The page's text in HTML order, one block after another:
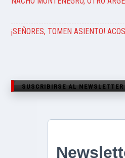
¡SEÑORES, TOMEN ASIENTO!
SUSCRIBIRSE AL NEWSLETTER